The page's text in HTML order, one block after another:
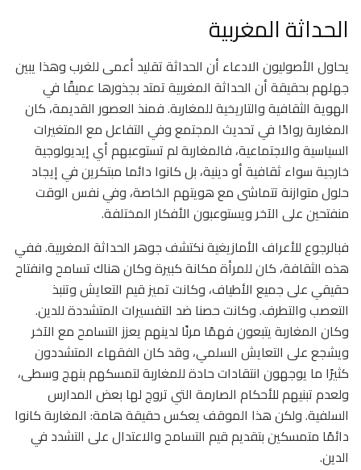
الحداثة المغربية
يحاول الأصوليون الادعاء أن الحداثة تقليد أعمى للغرب وهذا يبين
جهلهم بحقيقة أن الحداثة المغربية تمتد بجذورها عميقًا في
الهوية الثقافية والتاريخية للمغاربة. فمنذ العصور القديمة، كان
المغاربة روادًا في تحديث المجتمع وفي التفاعل مع المتغيرات
السياسية والاجتماعية، فالمغاربة لم تستوعبهم أي إيديولوجية
خارجية سواء ثقافية أو دينية، بل كانوا دائما مبتكرين في إيجاد
حلول متوازنة تتماشى مع هويتهم الخاصة، وفي نفس الوقت
منفتحين على الآخر ويستوعبون الأفكار المختلفة.
فبالرجوع للأعراف الأمازيغية نكتشف جوهر الحداثة المغربية. ففي
هذه الثقافة، كان للمرأة مكانة كبيرة وكان هناك تسامح وانفتاح
حقيقي على جميع الأطياف، وكانت تميز قيم التعايش وتنبذ
التعصب والتطرف. وكانت حصنا ضد التفسيرات المتشددة للدين.
وكان المغاربة يتبعون فهمًا مرنًا لدينهم يعزز التسامح مع الآخر
ويشجع على التعايش السلمي، وقد كان الفقهاء المتشددون
كثيرًا ما يوجهون انتقادات حادة للمغاربة لتمسكهم بنهج وسطى،
ولعدم تبنيهم للأحكام الصارمة التي تروج لها بعض المدارس
السلفية. ولكن هذا الموقف يعكس حقيقة هامة: المغاربة كانوا
دائمًا متمسكين بتقديم قيم التسامح والاعتدال على التشدد في
الدين.